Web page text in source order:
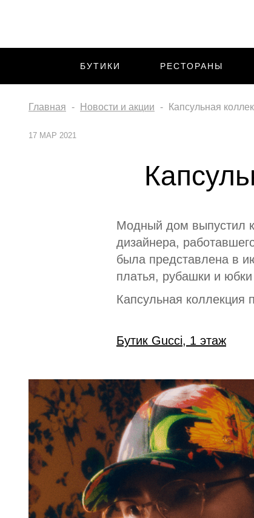
БУТИКИ РЕСТОРАНЫ
Главная Новости и акции Капсульная
17 МАР 2021
Модный дом выпустил
дизайнера,
была представлена в
платья, рубашки и
Капсульная коллекция
Бутик Gucci, 1 этаж